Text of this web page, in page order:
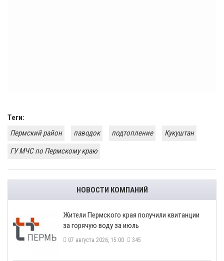
Теги:
Пермский район
паводок подтопление
Кукуштан
ГУ МЧС по Пермскому краю
НОВОСТИ КОМПАНИЙ
​Жители Пермского края получили квитанции
за горячую воду за июль
07 августа 2026, 15:00 345